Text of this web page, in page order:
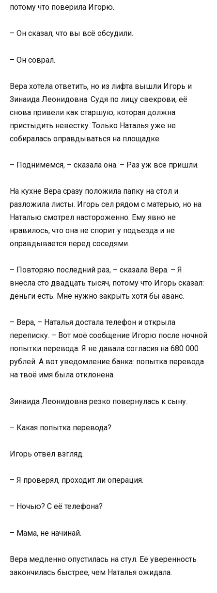
потому что поверила Игорю.
– Он сказал, что вы всё обсудили.
– Он соврал.
Вера хотела ответить, но из лифта вышли Игорь и
Зинаида Леонидовна. Судя по лицу свекрови, её
снова привели как старшую, которая должна
пристыдить невестку. Только Наталья уже не
собиралась оправдываться на площадке.
– Поднимемся, – сказала она. – Раз уж все пришли.
На кухне Вера сразу положила папку на стол и
разложила листы. Игорь сел рядом с матерью, но на
Наталью смотрел настороженно. Ему явно не
нравилось, что она не спорит у подъезда и не
оправдывается перед соседями.
– Повторяю последний раз, – сказала Вера. – Я
внесла сто двадцать тысяч, потому что Игорь сказал:
деньги есть. Мне нужно закрыть хотя бы аванс.
– Вера, – Наталья достала телефон и открыла
переписку. – Вот моё сообщение Игорю после ночной
попытки перевода. Я не давала согласия на 680 000
рублей. А вот уведомление банка: попытка перевода
на твоё имя была отклонена.
Зинаида Леонидовна резко повернулась к сыну.
– Какая попытка перевода?
Игорь отвёл взгляд.
– Я проверял, проходит ли операция.
– Ночью? С её телефона?
– Мама, не начинай.
Вера медленно опустилась на стул. Её уверенность
закончилась быстрее, чем Наталья ожидала.